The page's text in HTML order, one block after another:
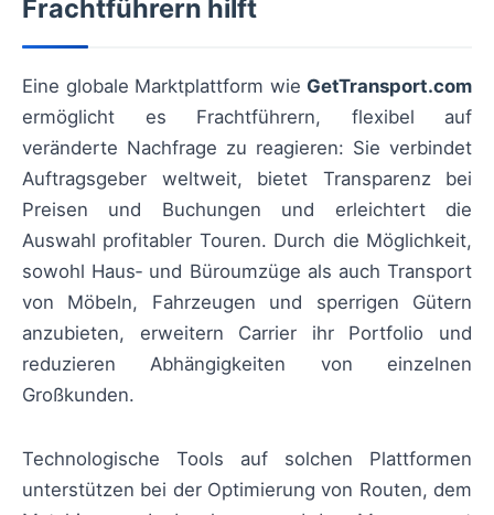
Frachtführern hilft
Eine globale Marktplattform wie GetTransport.com
ermöglicht es Frachtführern, flexibel auf
veränderte Nachfrage zu reagieren: Sie verbindet
Auftragsgeber weltweit, bietet Transparenz bei
Preisen und Buchungen und erleichtert die
Auswahl profitabler Touren. Durch die Möglichkeit,
sowohl Haus‑ und Büroumzüge als auch Transport
von Möbeln, Fahrzeugen und sperrigen Gütern
anzubieten, erweitern Carrier ihr Portfolio und
reduzieren Abhängigkeiten von einzelnen
Großkunden.
Technologische Tools auf solchen Plattformen
unterstützen bei der Optimierung von Routen, dem